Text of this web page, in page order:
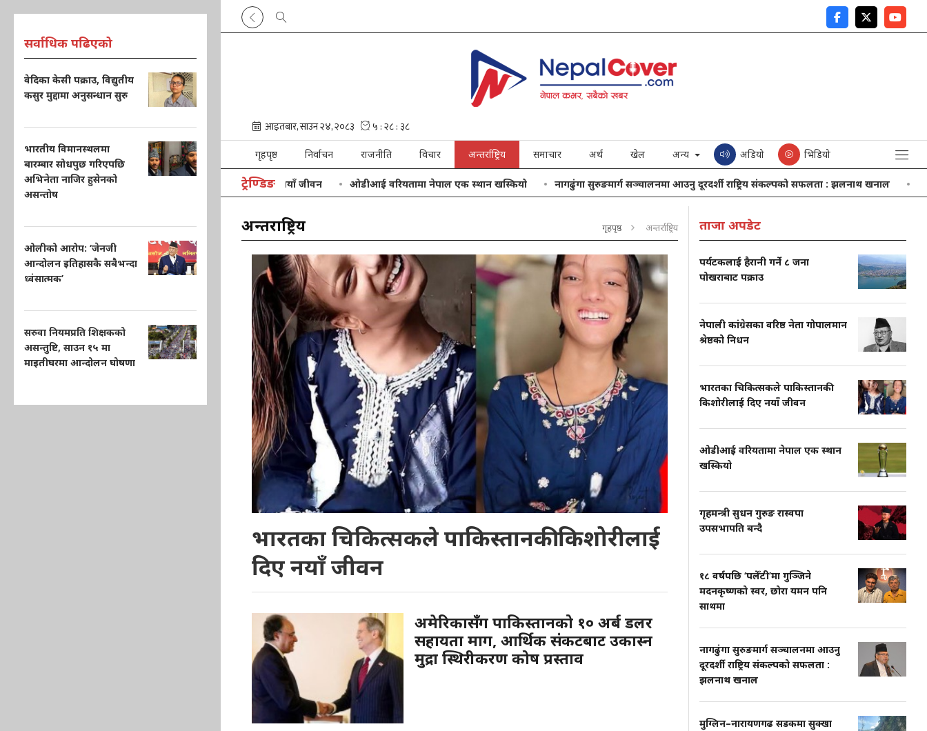
सर्वाधिक पढिएको
वेदिका केसी पक्राउ, विद्युतीय
कसुर मुद्दामा अनुसन्धान सुरु
भारतीय विमानस्थलमा
बारम्बार सोधपुछ गरिएपछि
अभिनेता नाजिर हुसेनको
असन्तोष
ओलीको आरोप: ‘जेनजी
आन्दोलन इतिहासकै सबैभन्दा
ध्वंसात्मक’
सरुवा नियमप्रति शिक्षकको
असन्तुष्टि, साउन १५ मा
माइतीघरमा आन्दोलन घोषणा
गृहपृष्ठ निर्वाचन राजनीति विचार अन्तर्राष्ट्रिय समाचार अर्थ खेल अन्य अडियो भिडियो
ट्रेण्डिङ
भारतका चिकित्सकले पाकिस्तानकी किशोरीलाई दिए नयाँ जीवन ओडीआई वरियतामा नेपाल एक स्थान खस्कियो नागढुंगा सुरुङमार्ग सञ्चालनमा आउनु दूरदर्शी राष्ट्रिय संकल्पको सफलता : झलनाथ खनाल नेपाली
अन्तर्राष्ट्रिय गृहपृष्ठ अन्तर्राष्ट्रिय
भारतका चिकित्सकले पाकिस्तानकी किशोरीलाई
दिए नयाँ जीवन
अमेरिकासँग पाकिस्तानको १० अर्ब डलर
सहायता माग, आर्थिक संकटबाट उकास्न
मुद्रा स्थिरीकरण कोष प्रस्ताव
ताजा अपडेट
पर्यटकलाई हैरानी गर्ने ८ जना
पोखराबाट पक्राउ
नेपाली कांग्रेसका वरिष्ठ नेता गोपालमान
श्रेष्ठको निधन
भारतका चिकित्सकले पाकिस्तानकी
किशोरीलाई दिए नयाँ जीवन
ओडीआई वरियतामा नेपाल एक स्थान
खस्कियो
गृहमन्त्री सुधन गुरुङ रास्वपा
उपसभापति बन्दै
१८ वर्षपछि ‘पलेँटी’मा गुञ्जिने
मदनकृष्णको स्वर, छोरा यमन पनि
साथमा
नागढुंगा सुरुङमार्ग सञ्चालनमा आउनु
दूरदर्शी राष्ट्रिय संकल्पको सफलता :
झलनाथ खनाल
मुग्लिन–नारायणगढ सडकमा सुक्खा